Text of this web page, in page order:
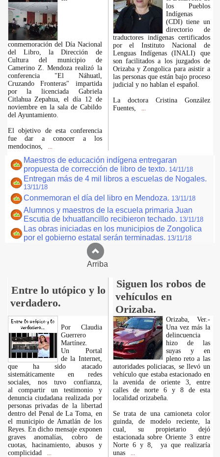
conmemoración del Día Nacional
del Libro, la Dirección de
Cultura del municipio de
Camerino Z. Mendoza realizó la
conferencia "El Náhuatl,
Cruzando Fronteras" impartida
por la licenciada Gabriela
Citlahua Zepahua, el día 12 de
noviembre en la sala de Cabildo
del Ayuntamiento.
El objetivo de esta conferencia
fue dar a conocer a los
mendocinos,
los Pueblos
Indígenas
(CDI) tiene un
directorio de
traductores indígenas certificados
por el Instituto Nacional de
Lenguas Indígenas (INALI) que
son facilitados a los juzgados de
Orizaba y Zongolica para asistir a
las personas que están bajo proceso
judicial y no hablan el español.
La doctora Cristina González
Fuentes,
Maestros de educación indígena entregaran
propuesta de corrección de libro de texto. 14/11/18
Entregan más de 4 mil libros a escuelas de Nogales.
13/11/18
Conmemoran el día del libro en Mendoza. 13/11/18
Alumnos y maestros de la escuela primaria Juan
Escutia de Ixhuatlancillo recibieron techado. 13/11/18
Las obras iniciadas en los municipios de Zongolica
por el gobierno estatal serán terminadas. 13/11/18
Arriba
Entre lo utópico y lo
verdadero.
Siguen los robos de
vehículos en
Orizaba.
Por Claudia
Guerrero
Martínez.
​Un Portal
de la Internet,
que ha sido atacado
sistemáticamente en redes
sociales, nos tuvo confianza,
al compartir un testimonio y
denuncia ciudadana realizada por
personas privadas de la libertad
dentro del Penal de La Toma, en
el municipio de Amatlán de los
Reyes. En dicho mensaje exponen
graves anomalías, cobro de
cuotas, hacinamiento, abusos y
complicidad
Orizaba, Ver.-
Una vez más la
delincuencia
hizo de las
suyas y en
pleno reto a las
autoridades policiacas, se llevó un
vehículo que estaba estacionado en
la avenida de oriente 3, entre
calles de norte 6 y 8 de esta
localidad orizabeña.
Se trata de una camioneta color
guinda, de modelo reciente, la
cual, su propietario dejó
estacionada sobre Oriente 3 entre
Norte 6 y 8, ya que realizaría
unas